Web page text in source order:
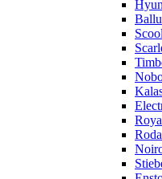
Ballu
Roda